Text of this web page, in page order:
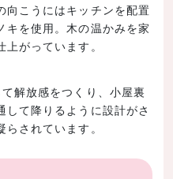
向こうにはキッチンを配置
キを使用。木の温かみを家
がっています。
解放感をつくり、小屋裏
て降りるように設計がさ
されています。